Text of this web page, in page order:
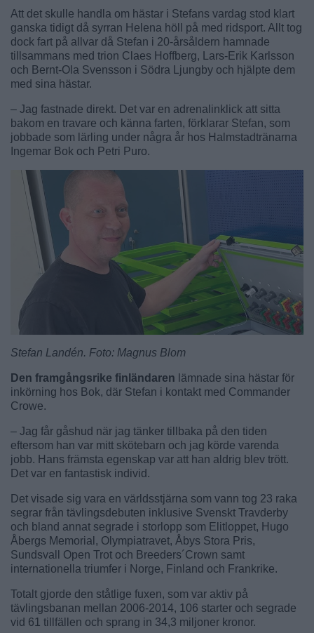
Att det skulle handla om hästar i Stefans vardag stod klart
ganska tidigt då syrran Helena höll på med ridsport. Allt tog
dock fart på allvar då Stefan i 20-årsåldern hamnade
tillsammans med trion Claes Hoffberg, Lars-Erik Karlsson
och Bernt-Ola Svensson i Södra Ljungby och hjälpte dem
med sina hästar.
– Jag fastnade direkt. Det var en adrenalinklick att sitta
bakom en travare och känna farten, förklarar Stefan, som
jobbade som lärling under några år hos Halmstadtränarna
Ingemar Bok och Petri Puro.
Stefan Landén. Foto: Magnus Blom
Den framgångsrike finländaren lämnade sina hästar för
inkörning hos Bok, där Stefan i kontakt med Commander
Crowe.
– Jag får gåshud när jag tänker tillbaka på den tiden
eftersom han var mitt skötebarn och jag körde varenda
jobb. Hans främsta egenskap var att han aldrig blev trött.
Det var en fantastisk individ.
Det visade sig vara en världsstjärna som vann tog 23 raka
segrar från tävlingsdebuten inklusive Svenskt Travderby
och bland annat segrade i storlopp som Elitloppet, Hugo
Åbergs Memorial, Olympiatravet, Åbys Stora Pris,
Sundsvall Open Trot och Breeders´Crown samt
internationella triumfer i Norge, Finland och Frankrike.
Totalt gjorde den ståtlige fuxen, som var aktiv på
tävlingsbanan mellan 2006-2014, 106 starter och segrade
vid 61 tillfällen och sprang in 34,3 miljoner kronor.